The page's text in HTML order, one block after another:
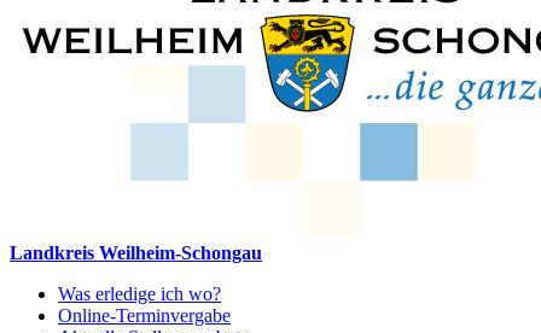
Landkreis Weilheim-Schongau
Was erledige ich wo?
Online-Terminvergabe